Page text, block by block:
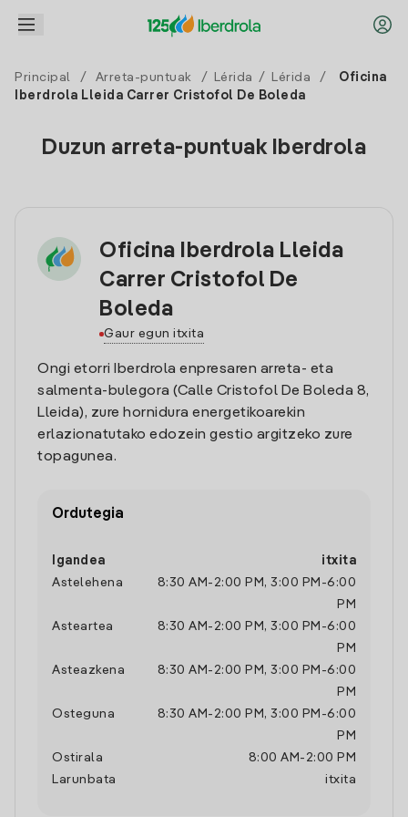
Principal / Arreta-puntuak / Lérida / Lérida /
Oficina
Iberdrola Lleida Carrer Cristofol De Boleda
Duzun arreta-puntuak Iberdrola
Oficina Iberdrola Lleida
Carrer Cristofol De
Boleda
Gaur egun itxita
Ongi etorri Iberdrola enpresaren arreta- eta
salmenta-bulegora (Calle Cristofol De Boleda 8,
Lleida), zure hornidura energetikoarekin
erlazionatutako edozein gestio argitzeko zure
topagunea.
Ordutegia
Igandea
itxita
Astelehena
8:30 AM - 2:00 PM , 3:00 PM -6:00
PM
Asteartea
8:30 AM - 2:00 PM , 3:00 PM -6:00
PM
Asteazkena
8:30 AM - 2:00 PM , 3:00 PM -6:00
PM
Osteguna
8:30 AM - 2:00 PM , 3:00 PM -6:00
PM
Ostirala
8:00 AM - 2:00 PM
Larunbata
itxita